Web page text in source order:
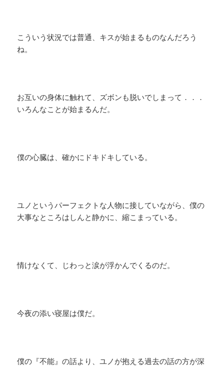
こういう状況では普通、キスが始まるものなんだろう
ね。
お互いの身体に触れて、ズボンも脱いでしまって．．．
いろんなことが始まるんだ。
僕の心臓は、確かにドキドキしている。
ユノというパーフェクトな人物に接していながら、僕の
大事なところはしんと静かに、縮こまっている。
情けなくて、じわっと涙が浮かんでくるのだ。
今夜の添い寝屋は僕だ。
僕の『不能』の話より、ユノが抱える過去の話の方が深